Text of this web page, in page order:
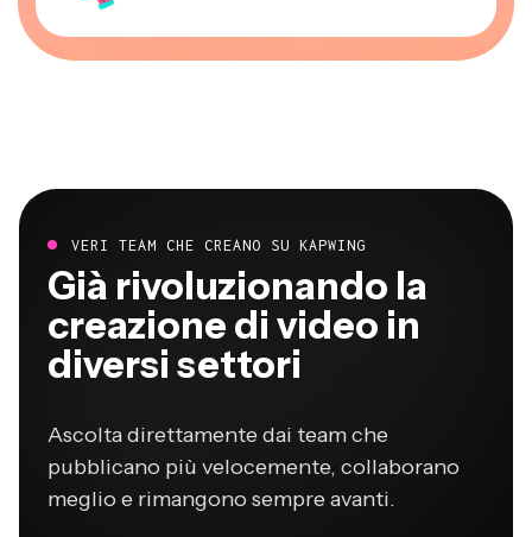
VERI TEAM CHE CREANO SU KAPWING
Già rivoluzionando la
creazione di video in
diversi settori
Ascolta direttamente dai team che
pubblicano più velocemente, collaborano
meglio e rimangono sempre avanti.